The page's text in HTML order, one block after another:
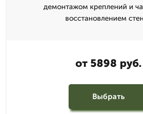
демонтажом креплений и
восстановлением
от 5898 руб.
Выбрать